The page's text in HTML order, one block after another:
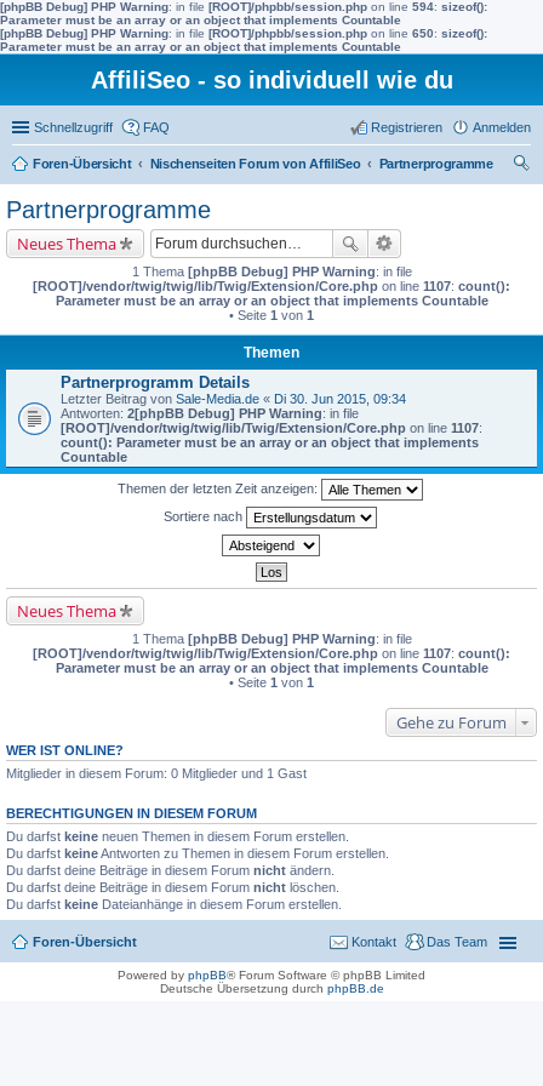
[phpBB Debug] PHP Warning: in file [ROOT]/phpbb/session.php on line 594: sizeof():
Parameter must be an array or an object that implements Countable
[phpBB Debug] PHP Warning: in file [ROOT]/phpbb/session.php on line 650: sizeof():
Parameter must be an array or an object that implements Countable
AffiliSeo - so individuell wie du
Schnellzugriff FAQ Anmelden
Registrieren
Foren-Übersicht Nischenseiten Forum von AffiliSeo
Partnerprogramme
Partnerprogramme
Neues Thema
1 Thema [phpBB Debug] PHP Warning: in file
[ROOT]/vendor/twig/twig/lib/Twig/Extension/Core.php on line 1107: count():
Parameter must be an array or an object that implements Countable
• Seite 1 von 1
Themen
Partnerprogramm Details
Letzter Beitrag von Sale-Media.de « Di 30. Jun 2015, 09:34
Antworten: 2[phpBB Debug] PHP Warning: in file
[ROOT]/vendor/twig/twig/lib/Twig/Extension/Core.php on line 1107:
count(): Parameter must be an array or an object that implements
Countable
Themen der letzten Zeit anzeigen:
Sortiere nach
Neues Thema
1 Thema [phpBB Debug] PHP Warning: in file
[ROOT]/vendor/twig/twig/lib/Twig/Extension/Core.php on line 1107: count():
Parameter must be an array or an object that implements Countable
• Seite 1 von 1
Gehe zu Forum
WER IST ONLINE?
Mitglieder in diesem Forum: 0 Mitglieder und 1 Gast
BERECHTIGUNGEN IN DIESEM FORUM
Du darfst keine neuen Themen in diesem Forum erstellen.
Du darfst keineAntworten zu Themen in diesem Forum erstellen.
Du darfst deine Beiträge in diesem Forum nicht ändern.
Du darfst deine Beiträge in diesem Forum nicht löschen.
Du darfst keine Dateianhänge in diesem Forum erstellen.
Foren-Übersicht Das Team
Kontakt
Powered by phpBB® Forum Software © phpBB Limited
Deutsche Übersetzung durch phpBB.de